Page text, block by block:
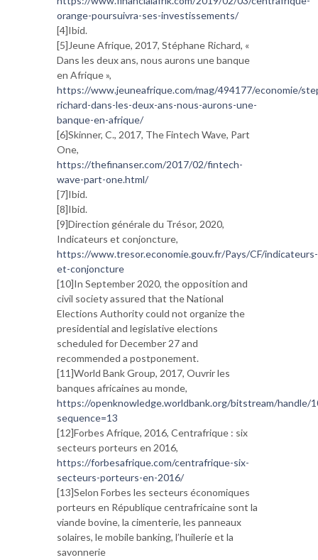
orange-poursuivra-ses-investissements/
[4]Ibid.
[5]Jeune Afrique, 2017, Stéphane Richard, «
Dans les deux ans, nous aurons une banque
en Afrique »,
https://www.jeuneafrique.com/mag/494177/economie/
richard-dans-les-deux-ans-nous-aurons-une-
banque-en-afrique/
[6]Skinner, C., 2017, The Fintech Wave, Part
One,
https://thefinanser.com/2017/02/fintech-
wave-part-one.html/
[7]Ibid.
[8]Ibid.
[9]Direction générale du Trésor, 2020,
Indicateurs et conjoncture,
https://www.tresor.economie.gouv.fr/Pays/CF/indicateurs-
et-conjoncture
[10]In September 2020, the opposition and
civil society assured that the National
Elections Authority could not organize the
presidential and legislative elections
scheduled for December 27 and
recommended a postponement.
[11]World Bank Group, 2017, Ouvrir les
banques africaines au monde,
https://openknowledge.worldbank.org/bitstream/handle/
sequence=13
[12]Forbes Afrique, 2016, Centrafrique : six
secteurs porteurs en 2016,
https://forbesafrique.com/centrafrique-six-
secteurs-porteurs-en-2016/
[13]Selon Forbes les secteurs économiques
porteurs en République centrafricaine sont la
viande bovine, la cimenterie, les panneaux
solaires, le mobile banking, l’huilerie et la
savonnerie